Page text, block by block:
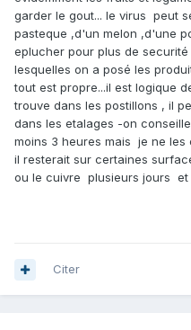
garder le gout... le virus peut
pasteque ,d'un melon ,d'une
eplucher pour plus de
lesquelles on a posé les
tout est propre...il est logique
trouve dans les postillons , il
dans les etalages -on
moins 3 heures mais je ne
il resterait sur certaines
ou le cuivre plusieurs jours et
Citer